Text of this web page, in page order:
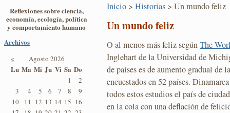
Reflexiones sobre ciencia,
economía, ecología, política
y comportamiento humano
Archivos
< Agosto 2026
Lu Ma Mi Ju Vi Sa Do
1
2
3
4 5 6 7 8
9
10
11 12 13 14 15 16
Inicio > Historias > Un mundo feliz
Un mundo feliz
O al menos más feliz segúnThe
Inglehart de la Universidad de
de países es de aumento gradual de
encuestados en 52 países.
todos estos estudios el país de
en la cola con una deflación de